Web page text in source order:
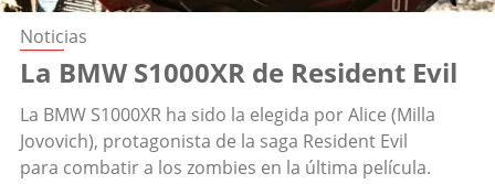
Noticias
La BMW S1000XR de Resident Evil
La BMW S1000XR ha sido la elegida por Alice (Milla
Jovovich), protagonista de la saga Resident Evil
para combatir a los zombies en la última película.